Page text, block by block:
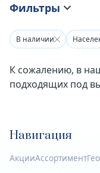
Фильтры
В наличии
К сожалению, в
подходящих под
Навигация
АкцииАссортимент